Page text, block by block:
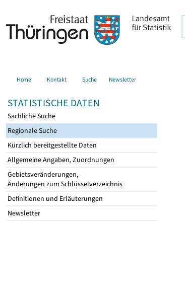
Home Kontakt Suche Newsletter
STATISTISCHE DATEN
Sachliche Suche
Regionale Suche
Kürzlich bereitgestellte Daten
Allgemeine Angaben, Zuordnungen
Gebietsveränderungen,
Änderungen zum Schlüsselverzeichnis
Definitionen und Erläuterungen
Newsletter